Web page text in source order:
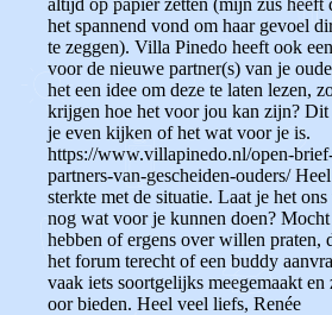
altijd op papier zetten (mijn zus heeft
het spannend vond om haar gevoel
te zeggen). Villa Pinedo heeft ook
voor de nieuwe partner(s) van je
het een idee om deze te laten lezen,
krijgen hoe het voor jou kan zijn?
je even kijken of het wat voor je is.
https://www.villapinedo.nl/open-
partners-van-gescheiden-ouders/
sterkte met de situatie. Laat je het
nog wat voor je kunnen doen?
hebben of ergens over willen praten,
het forum terecht of een buddy
vaak iets soortgelijks meegemaakt en
oor bieden. Heel veel liefs, Renée